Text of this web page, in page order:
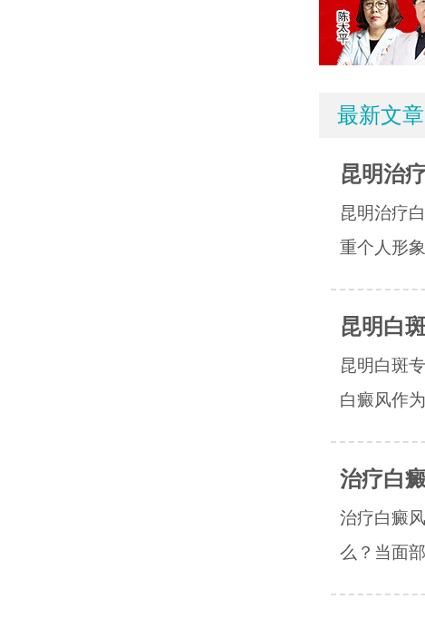
最新文章
昆明治
昆明治疗
重个人形
昆明白
昆明白斑
白癜风作
治疗白
治疗白癜
么？当面